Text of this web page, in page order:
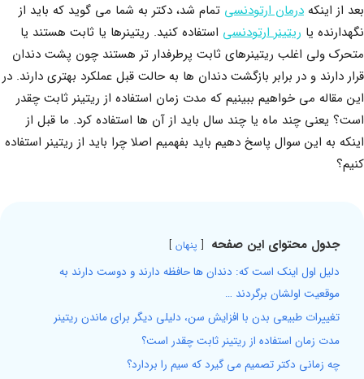
بعد از اینکه درمان ارتودنسی تمام شد، دکتر به شما می گوید که باید از
نگهدارنده یا ریتینر ارتودنسی استفاده کنید. ریتینرها یا ثابت هستند یا
متحرک ولی اغلب ریتینرهای ثابت پرطرفدار تر هستند چون پشت دندان
قرار دارند و در برابر بازگشت دندان ها به حالت قبل عملکرد بهتری دارند. در
این مقاله می خواهیم ببینیم که مدت زمان استفاده از ریتینر ثابت چقدر
است؟ یعنی چند ماه یا چند سال باید از آن ها استفاده کرد. ما قبل از
اینکه به این سوال پاسخ دهیم باید بفهمیم اصلا چرا باید از ریتینر استفاده
کنیم؟
جدول محتوای این صفحه پنهان
دلیل اول اینک است که: دندان ها حافظه دارند و دوست دارند به
موقعیت اولشان برگردند …
تغییرات طبیعی بدن با افزایش سن، دلیلی دیگر برای ماندن ریتینر
مدت زمان استفاده از ریتینر ثابت چقدر است؟
چه زمانی دکتر تصمیم می گیرد که سیم را بردارد؟